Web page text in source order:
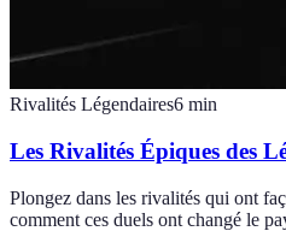
Rivalités Légendaires6 min
Les Rivalités Épiques des
Plongez dans les rivalités qui ont
comment ces duels ont changé le